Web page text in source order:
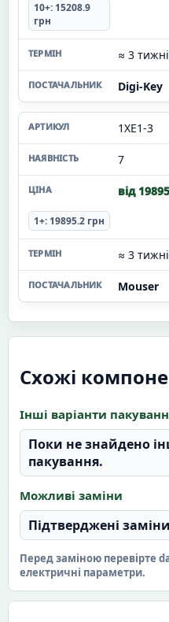
10+: 15208.9
грн
≈ 3 тижні
Digi-Key
1XE1-3
7
від
1+: 19895.2 грн
≈ 3 тижні
Mouser
Схожі
Інші варіанти
Поки не знайдено
пакування.
Можливі заміни
Підтверджені
Перед заміною перевірте
електричні параметри.